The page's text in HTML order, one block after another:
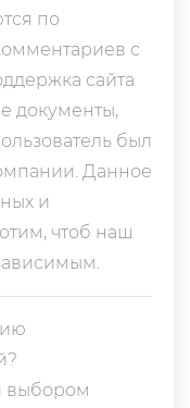
по
с
сайта
документы,
был
Данное
и
чтоб наш
выбором